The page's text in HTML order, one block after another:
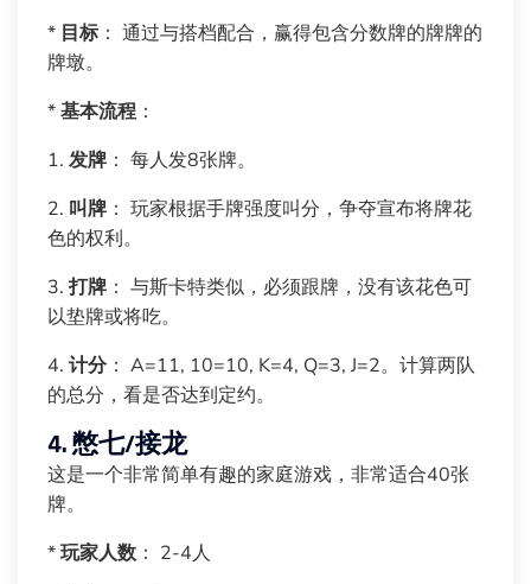
* 目标： 通过与搭档配合，赢得包含分数牌的牌牌的
牌墩。
*基本流程：
1. 发牌 ： 每人发8张牌。
2. 叫牌 ： 玩家根据手牌强度叫分，争夺宣布将牌花
色的权利。
3. 打牌 ： 与斯卡特类似，必须跟牌，没有该花色可
以垫牌或将吃。
4. 计分： A=11, 10=10, K=4, Q=3, J=2。计算两队
的总分，看是否达到定约。
4. 憋七/接龙
这是一个非常简单有趣的家庭游戏，非常适合40张
牌。
*玩家人数： 2-4人